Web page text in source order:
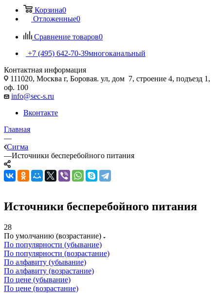
Корзина0
Отложенные0
Сравнение товаров0
+7 (495) 642-70-39многоканальный
Контактная информация
111020, Москва г, Боровая. ул, дом 7, строение 4, подъезд 1,
оф. 100
info@sec-s.ru
Вконтакте
Главная
—
Сигма
—Источники бесперебойного питания
Источники бесперебойного питания
28
По умолчанию (возрастание)
По популярности (убывание)
По популярности (возрастание)
По алфавиту (убывание)
По алфавиту (возрастание)
По цене (убывание)
По цене (возрастание)